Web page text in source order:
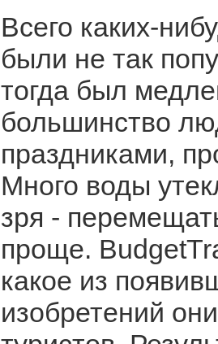
Всего каких-
были не так
тогда был
большинство
праздниками,
Много воды
зря -
проще.
какое из
изобретений